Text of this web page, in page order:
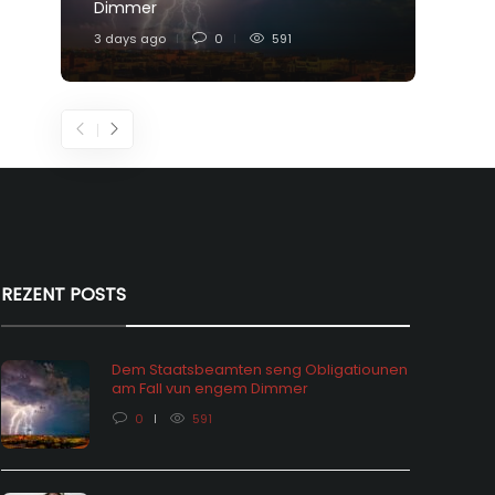
Dimmer
3 days ago 0 591
REZENT POSTS
Dem Staatsbeamten seng Obligatiounen
am Fall vun engem Dimmer
0 591